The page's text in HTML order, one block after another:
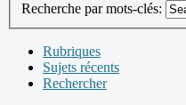
Recherche par mots-clés:
Rubriques
Sujets récents
Rechercher